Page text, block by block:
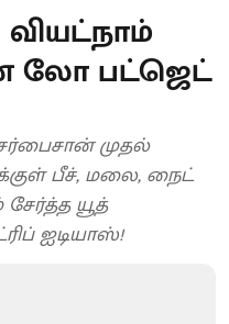
லோ பட்ஜெட்
முதல்
பீச், மலை, நைட்
யூத்
ஐடியாஸ்!